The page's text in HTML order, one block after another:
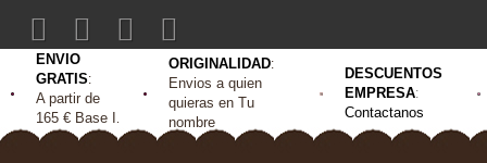
ENVIO
GRATIS:
A partir de
165 € Base I
ORIGINALIDAD:
Envios a quien
quieras en Tu
nombre
DESCUENTOS
EMPRESA:
Contactanos